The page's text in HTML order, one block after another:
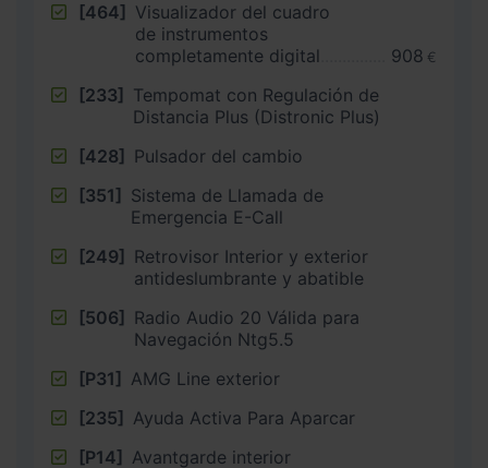
[464] Visualizador del cuadro
de instrumentos
completamente digital
908 €
[233] Tempomat con Regulación de
Distancia Plus (Distronic Plus)
[428] Pulsador del cambio
[351] Sistema de Llamada de
Emergencia E-Call
[249] Retrovisor Interior y exterior
antideslumbrante y abatible
[506] Radio Audio 20 Válida para
Navegación Ntg5.5
[P31] AMG Line exterior
[235] Ayuda Activa Para Aparcar
[P14] Avantgarde interior